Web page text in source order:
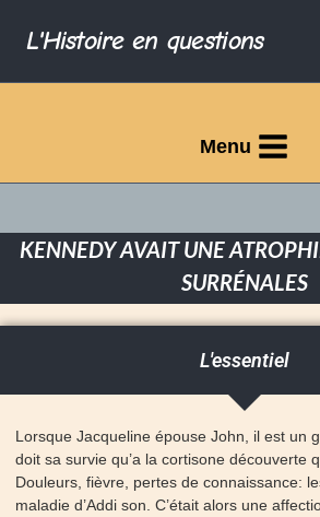
L'Histoire en questions
Menu
KENNEDY AVAIT UNE
SURRÉNALES
L'essentiel
Lorsque Jacqueline épouse John, il est un
doit sa survie qu’a la cortisone découverte
Douleurs, fièvre, pertes de connaissance:
maladie d’Addi son. C’était alors une